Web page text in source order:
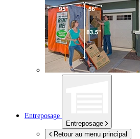
Entreposage
Entreposage
Retour au menu principal